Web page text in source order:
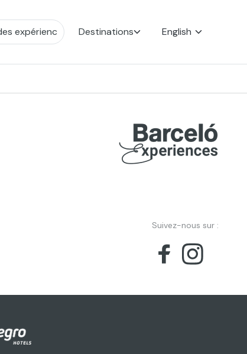
Destinations English
Suivez-nous sur :